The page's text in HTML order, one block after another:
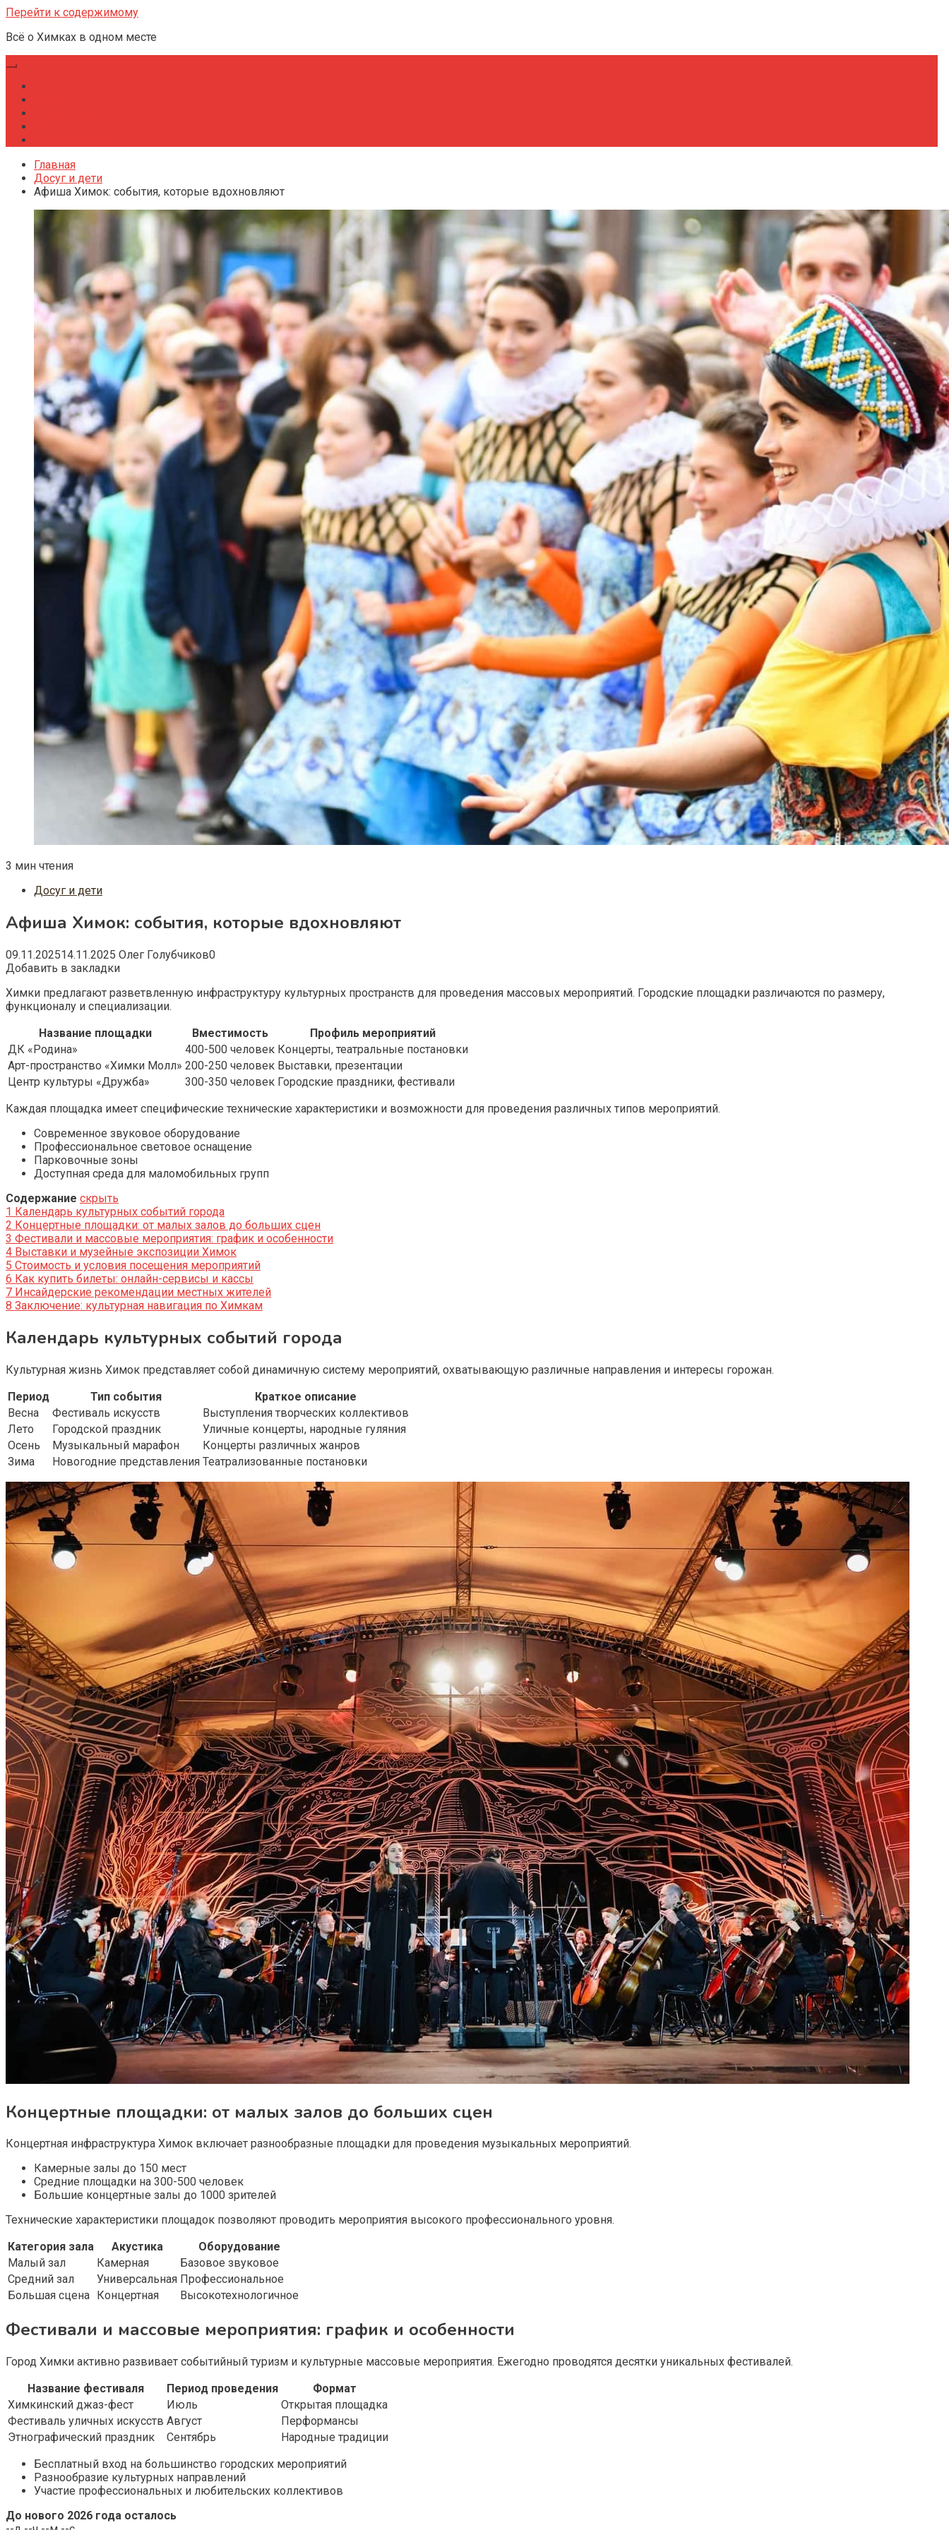
Перейти к содержимому
Всё о Химках в одном месте
Главная
Досуг и дети
Афиша Химок: события, которые вдохновляют
3 мин чтения
Досуг и дети
Афиша Химок: события, которые вдохновляют
09.11.202514.11.2025 Олег Голубчиков0
Добавить в закладки
Химки предлагают разветвленную инфраструктуру культурных пространств для проведения массовых мероприятий. Городские площадки различаются по размеру,
функционалу и специализации.
Название площадки
Вместимость
Профиль мероприятий
ДК «Родина»
400-500 человек Концерты, театральные постановки
Арт-пространство «Химки Молл» 200-250 человек Выставки, презентации
Центр культуры «Дружба»
300-350 человек Городские праздники, фестивали
Каждая площадка имеет специфические технические характеристики и возможности для проведения различных типов мероприятий.
Современное звуковое оборудование
Профессиональное световое оснащение
Парковочные зоны
Доступная среда для маломобильных групп
Содержание скрыть
1 Календарь культурных событий города
2 Концертные площадки: от малых залов до больших сцен
3 Фестивали и массовые мероприятия: график и особенности
4 Выставки и музейные экспозиции Химок
5 Стоимость и условия посещения мероприятий
6 Как купить билеты: онлайн-сервисы и кассы
7 Инсайдерские рекомендации местных жителей
8 Заключение: культурная навигация по Химкам
Календарь культурных событий города
Культурная жизнь Химок представляет собой динамичную систему мероприятий, охватывающую различные направления и интересы горожан.
Период
Тип события
Краткое описание
Весна
Фестиваль искусств
Выступления творческих коллективов
Лето
Городской праздник
Уличные концерты, народные гуляния
Осень
Музыкальный марафон
Концерты различных жанров
Зима
Новогодние представления Театрализованные постановки
Концертные площадки: от малых залов до больших сцен
Концертная инфраструктура Химок включает разнообразные площадки для проведения музыкальных мероприятий.
Камерные залы до 150 мест
Средние площадки на 300-500 человек
Большие концертные залы до 1000 зрителей
Технические характеристики площадок позволяют проводить мероприятия высокого профессионального уровня.
Категория зала
Акустика
Оборудование
Малый зал
Камерная
Базовое звуковое
Средний зал
Универсальная Профессиональное
Большая сцена
Концертная Высокотехнологичное
Фестивали и массовые мероприятия: график и особенности
Город Химки активно развивает событийный туризм и культурные массовые мероприятия. Ежегодно проводятся десятки уникальных фестивалей.
Название фестиваля
Период проведения
Формат
Химкинский джаз-фест
Июль
Открытая площадка
Фестиваль уличных искусств Август
Перформансы
Этнографический праздник
Сентябрь
Народные традиции
Бесплатный вход на большинство городских мероприятий
Разнообразие культурных направлений
Участие профессиональных и любительских коллективов
До нового 2026 года осталось